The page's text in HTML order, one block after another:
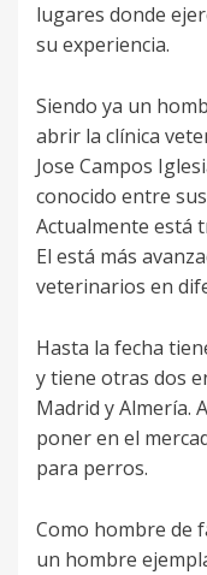
lugares donde
su experiencia.
Siendo ya un
abrir la clínica
Jose Campos
conocido entre
Actualmente está
El está más
veterinarios en
Hasta la fecha
y tiene otras dos
Madrid y Almería.
poner en el
para perros.
Como hombre de
un hombre